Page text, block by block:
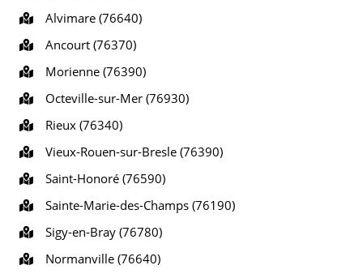
Alvimare (76640)
Ancourt (76370)
Morienne (76390)
Octeville-sur-Mer (76930)
Rieux (76340)
Vieux-Rouen-sur-Bresle (76390)
Saint-Honoré (76590)
Sainte-Marie-des-Champs (76190)
Sigy-en-Bray (76780)
Normanville (76640)